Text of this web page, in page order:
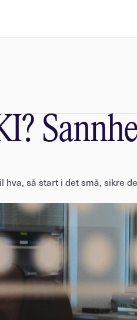
så start i det små, sikre